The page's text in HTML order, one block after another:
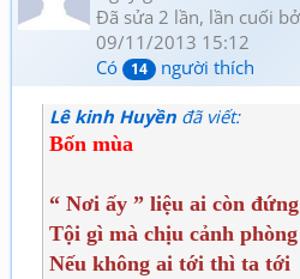
Đã sửa 2 lần, lần cuối
09/11/2013 15:12
Có
14 người thích
Lê kinh Huyền đã viết:
Bốn mùa
“ Nơi ấy ” liệu ai còn
Tội gì mà chịu cảnh
Nếu không ai tới thì ta tới